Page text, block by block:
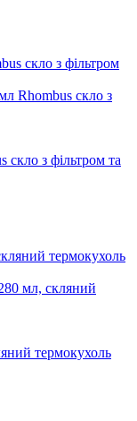
з фільтром та
термокухоль